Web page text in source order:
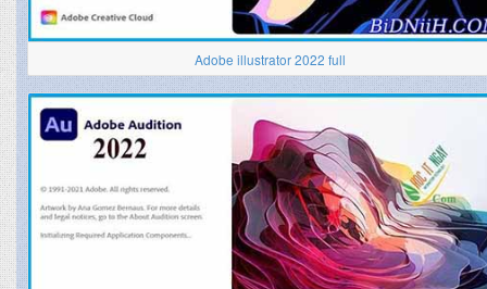
Adobe illustrator 2022 full